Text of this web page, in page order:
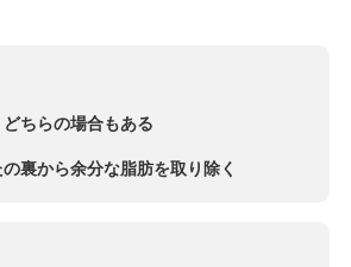
どちらの場合もある
裏から余分な脂肪を取り除く